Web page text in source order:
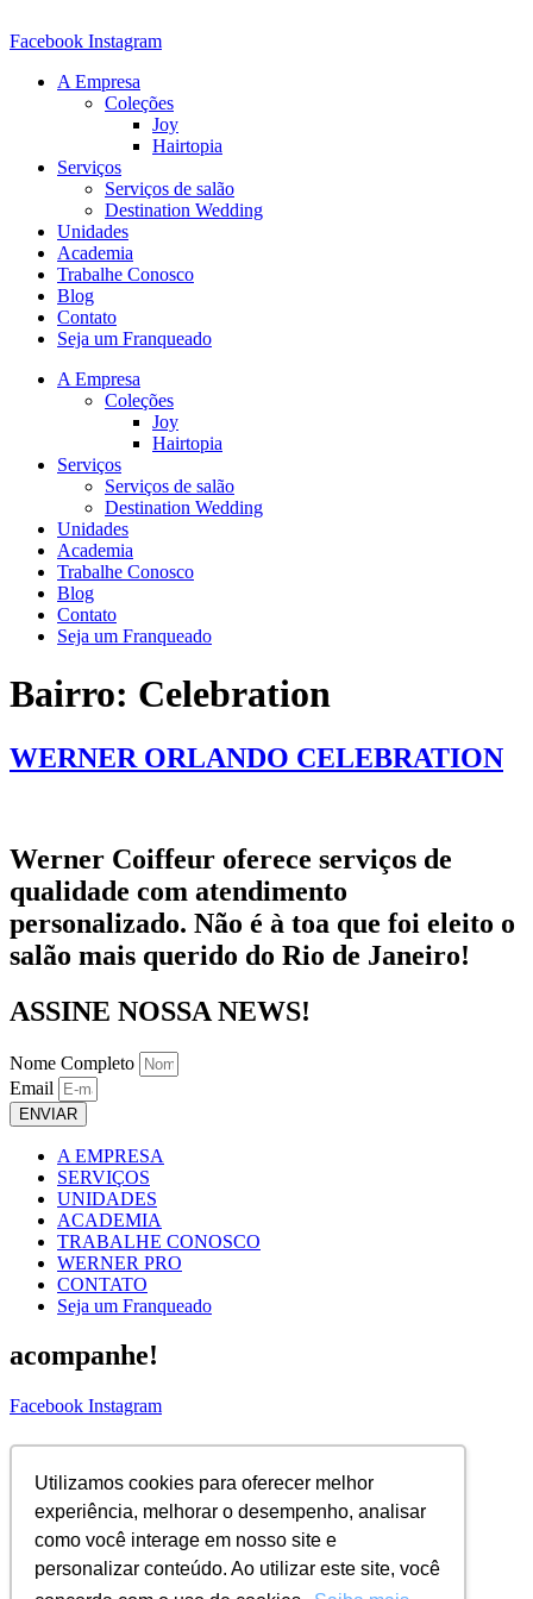
Utilizamos cookies para oferecer melhor
experiência, melhorar o desempenho, analisar
como você interage em nosso site e
personalizar conteúdo. Ao utilizar este site, você
para
conteúdo
Facebook Instagram
A Empresa
Coleções
Joy
Hairtopia
Serviços
Serviços de salão
Destination Wedding
Unidades
Academia
Trabalhe Conosco
Blog
Contato
Seja um Franqueado
A Empresa
Coleções
Joy
Hairtopia
Serviços
Serviços de salão
Destination Wedding
Unidades
Academia
Trabalhe Conosco
Blog
Contato
Seja um Franqueado
Bairro: Celebration
WERNER ORLANDO CELEBRATION
Werner Coiffeur oferece serviços de
qualidade com atendimento
personalizado. Não é à toa que foi eleito o
salão mais querido do Rio de Janeiro!
ASSINE NOSSA NEWS!
Nome Completo
Email
ENVIAR
A EMPRESA
SERVIÇOS
UNIDADES
ACADEMIA
TRABALHE CONOSCO
WERNER PRO
CONTATO
Seja um Franqueado
acompanhe!
Facebook Instagram
ASSINE NOSSA NEWS!
Nome Completo
Email